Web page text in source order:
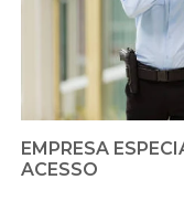
EMPRESA
ACESSO